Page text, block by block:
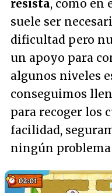
resista, como en
suele ser
dificultad pero
un apoyo para
algunos niveles
conseguimos
para recoger los
facilidad,
ningún